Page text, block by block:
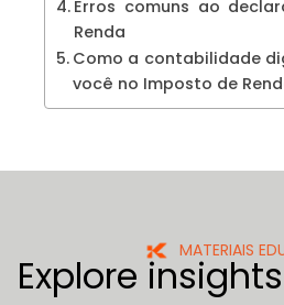
Erros comuns ao
Renda
Como a contabilidade
você no Imposto de
MATERIAIS
Explore